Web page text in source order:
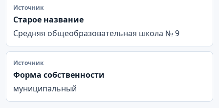
Источник
Старое название
Cредняя общеобразовательная школа № 9
Источник
Форма собственности
муниципальный